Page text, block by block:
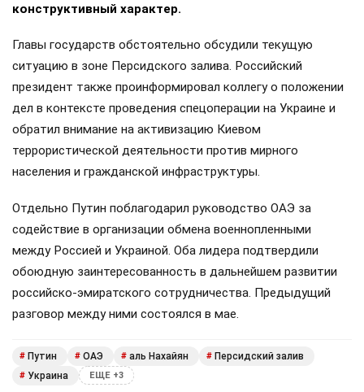
конструктивный характер.
Главы государств обстоятельно обсудили текущую
ситуацию в зоне Персидского залива. Российский
президент также проинформировал коллегу о положении
дел в контексте проведения спецоперации на Украине и
обратил внимание на активизацию Киевом
террористической деятельности против мирного
населения и гражданской инфраструктуры.
Отдельно Путин поблагодарил руководство ОАЭ за
содействие в организации обмена военнопленными
между Россией и Украиной. Оба лидера подтвердили
обоюдную заинтересованность в дальнейшем развитии
российско-эмиратского сотрудничества. Предыдущий
разговор между ними состоялся в мае.
# Путин # ОАЭ # аль Нахайян # Персидский залив
# Украина ЕЩЕ +3